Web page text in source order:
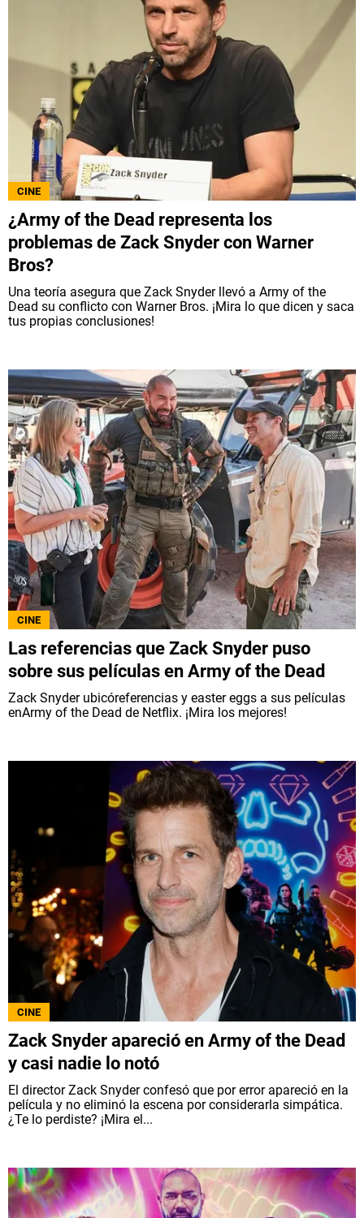
CINE
¿Army of the Dead representa los
problemas de Zack Snyder con Warner
Bros?
Una teoría asegura que Zack Snyder llevó a Army of the
Dead su conflicto con Warner Bros. ¡Mira lo que dicen y saca
tus propias conclusiones!
CINE
Las referencias que Zack Snyder puso
sobre sus películas en Army of the Dead
Zack Snyder ubicóreferencias y easter eggs a sus películas
enArmy of the Dead de Netflix. ¡Mira los mejores!
CINE
Zack Snyder apareció en Army of the Dead
y casi nadie lo notó
El director Zack Snyder confesó que por error apareció en la
película y no eliminó la escena por considerarla simpática.
¿Te lo perdiste? ¡Mira el...